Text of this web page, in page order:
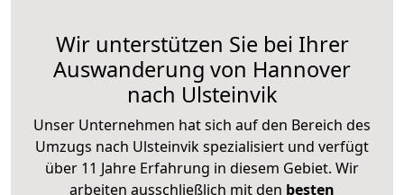
Wir unterstützen Sie bei Ihrer
Auswanderung von Hannover
nach Ulsteinvik
Unser Unternehmen hat sich auf den Bereich des
Umzugs nach Ulsteinvik spezialisiert und verfügt
über 11 Jahre Erfahrung in diesem Gebiet. Wir
arbeiten ausschließlich mit den besten